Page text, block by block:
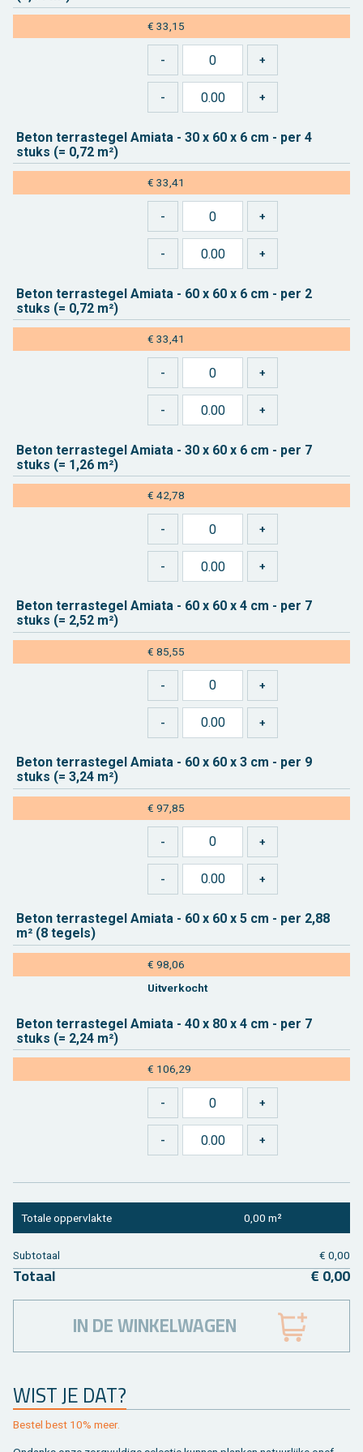
€ 33,15
Beton ter­ras­te­gel Ami­a­ta - 30 x 60 x 6 cm - per 4
stuks (= 0,72 m²)
€ 33,41
Beton ter­ras­te­gel Ami­a­ta - 60 x 60 x 6 cm - per 2
stuks (= 0,72 m²)
€ 33,41
Beton ter­ras­te­gel Ami­a­ta - 30 x 60 x 6 cm - per 7
stuks (= 1,26 m²)
€ 42,78
Beton ter­ras­te­gel Ami­a­ta - 60 x 60 x 4 cm - per 7
stuks (= 2,52 m²)
€ 85,55
Beton ter­ras­te­gel Ami­a­ta - 60 x 60 x 3 cm - per 9
stuks (= 3,24 m²)
€ 97,85
Beton ter­ras­te­gel Ami­a­ta - 60 x 60 x 5 cm - per 2,88
m² (8 te­gels)
€ 98,06
Uit­ver­kocht
Beton ter­ras­te­gel Ami­a­ta - 40 x 80 x 4 cm - per 7
stuks (= 2,24 m²)
€ 106,29
WIST JE DAT?
Be­stel best 10% meer.
To­ta­le op­per­vlak­te 0,00 m²
Sub­to­taal € 0,00
To­taal € 0,00
IN DE WINKELWAGEN